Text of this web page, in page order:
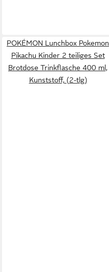
POKÉMON Lunchbox Pokemon
Pikachu Kinder 2 teiliges Set
Brotdose Trinkflasche 400 ml,
Kunststoff, (2-tlg)